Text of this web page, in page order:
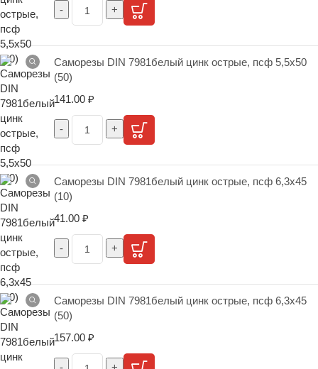
Саморезы DIN 7981белый цинк острые, псф 5,5х50
(50)
141.00 ₽
Саморезы DIN 7981белый цинк острые, псф 6,3х45
(10)
41.00 ₽
Саморезы DIN 7981белый цинк острые, псф 6,3х45
(50)
157.00 ₽